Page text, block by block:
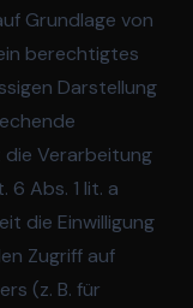
Grundlage von
berechtigtes
Darstellung
die Verarbeitung
6 Abs. 1 lit. a
die Einwilligung
Zugriff auf
(z. B. für